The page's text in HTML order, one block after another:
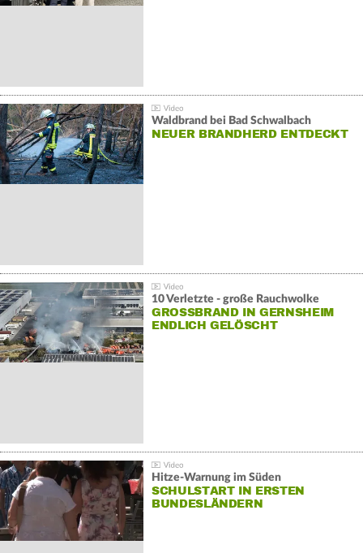
Waldbrand bei Bad Schwalbach
NEUER BRANDHERD ENTDECKT
10 Verletzte - große Rauchwolke
GROSSBRAND IN GERNSHEIM E
NDLICH GELÖSCHT
Hitze-Warnung im Süden
SCHULSTART IN ERSTEN
BUNDESLÄNDERN